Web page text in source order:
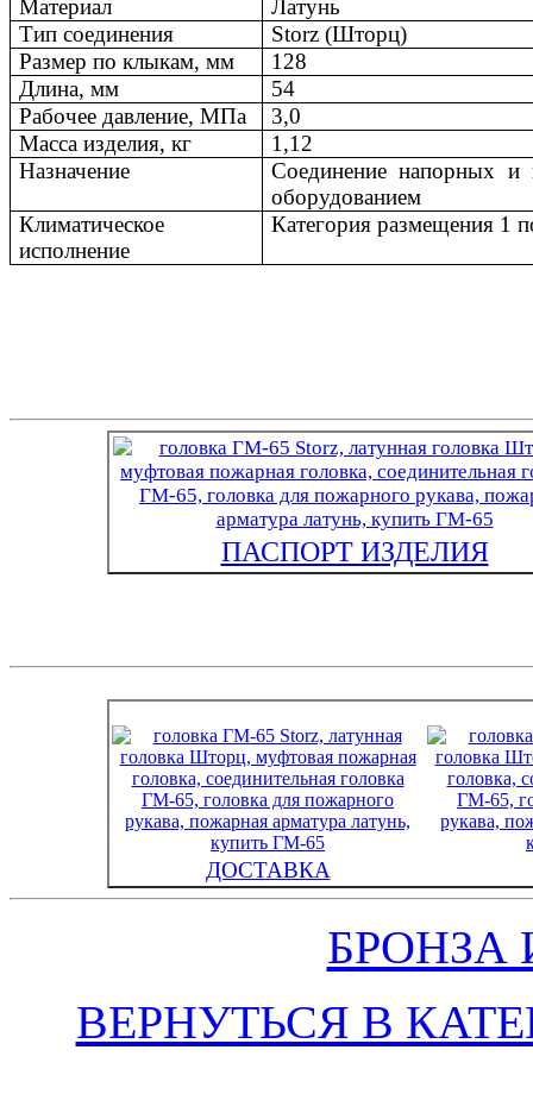
Материал
Латунь
Тип соединения
Storz (Шторц)
Размер по клыкам, мм
128
Длина, мм
54
Рабочее давление, МПа
3,0
Масса изделия, кг
1,12
Назначение
Соединение напорных
оборудованием
Климатическое
исполнение
Категория размещения 1
ПАСПОРТ ИЗДЕЛИЯ
ДОСТАВКА
БРОНЗА
ВЕРНУТЬСЯ В